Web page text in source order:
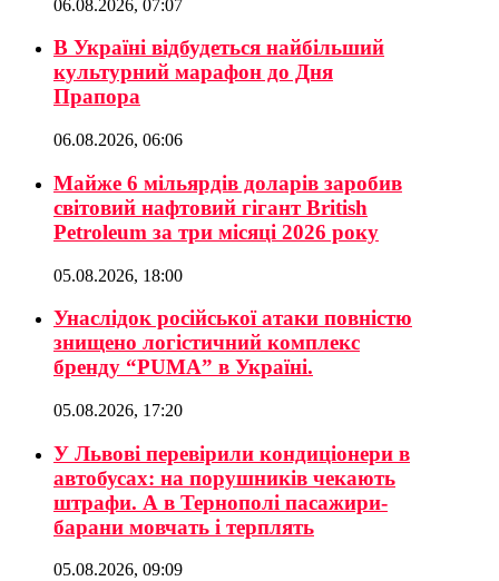
06.08.2026, 07:07
В Україні відбудеться найбільший
культурний марафон до Дня
Прапора
06.08.2026, 06:06
Майже 6 мільярдів доларів заробив
світовий нафтовий гігант British
Petroleum за три місяці 2026 року
05.08.2026, 18:00
Унаслідок російської атаки повністю
знищено логістичний комплекс
бренду “PUMA” в Україні.
05.08.2026, 17:20
У Львові перевірили кондиціонери в
автобусах: на порушників чекають
штрафи. А в Тернополі пасажири-
барани мовчать і терплять
05.08.2026, 09:09